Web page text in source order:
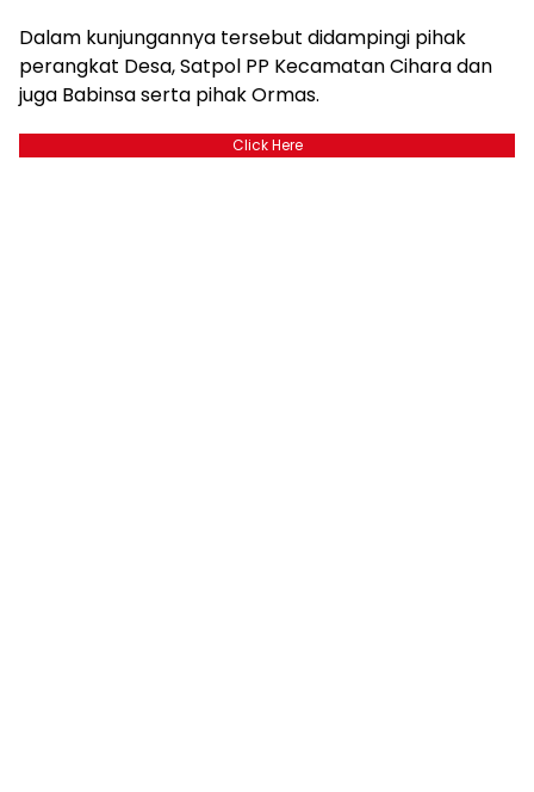
Dalam kunjungannya tersebut didampingi pihak
perangkat Desa, Satpol PP Kecamatan Cihara dan
juga Babinsa serta pihak Ormas.
Click Here